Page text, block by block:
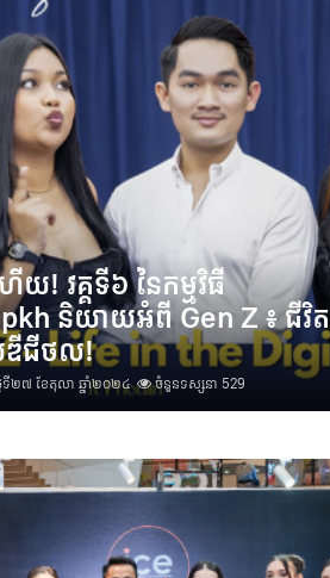
! វគ្គទី៦ នៃកម្មវិធី​​
និយាយអំពី Gen Z ៖ ជីវិត
ឌីជីថល!
ទី២៧ ខែតុលា ឆ្នាំ២០២៤ ចំនួនទស្សនា 529